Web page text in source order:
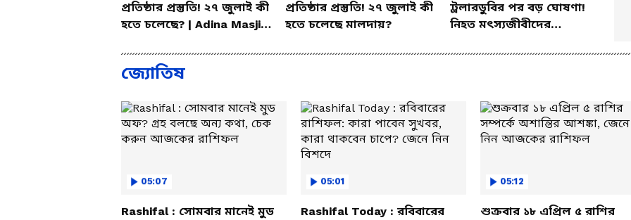
প্রতিষ্ঠার প্রস্তুতি! ২৭ জুলাই কী
হতে চলেছে? | Adina Masjid
প্রতিষ্ঠার প্রস্তুতি! ২৭ জুলাই কী
হতে চলেছে মালদায়?
ট্রলারডুবির পর বড় ঘোষণা!
নিহত মৎস্যজীবীদের
মুখ্যমন্ত্রী?
জ্যোতিষ
05:07
Rashifal : সোমবার মানেই মুড
05:01
Rashifal Today : রবিবারের
05:12
শুক্রবার ১৮ এপ্রিল ৫ রাশির